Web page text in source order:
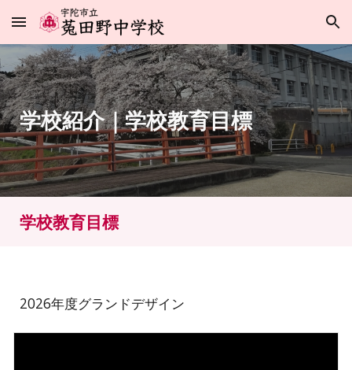
Skip to main content Skip to navigation
学校紹介｜学校教育目標
学校教育目標
2026年度グランドデザイン